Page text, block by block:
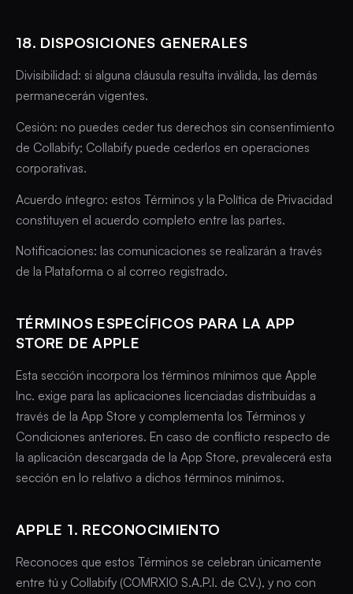
18. DISPOSICIONES GENERALES
Divisibilidad: si alguna cláusula resulta inválida, las demás
permanecerán vigentes.
Cesión: no puedes ceder tus derechos sin consentimiento
de Collabify; Collabify puede cederlos en operaciones
corporativas.
Acuerdo íntegro: estos Términos y la Política de Privacidad
constituyen el acuerdo completo entre las partes.
Notificaciones: las comunicaciones se realizarán a través
de la Plataforma o al correo registrado.
TÉRMINOS ESPECÍFICOS PARA LA APP
STORE DE APPLE
Esta sección incorpora los términos mínimos que Apple
Inc. exige para las aplicaciones licenciadas distribuidas a
través de la App Store y complementa los Términos y
Condiciones anteriores. En caso de conflicto respecto de
la aplicación descargada de la App Store, prevalecerá esta
sección en lo relativo a dichos términos mínimos.
APPLE 1. RECONOCIMIENTO
Reconoces que estos Términos se celebran únicamente
entre tú y Collabify (COMRXIO S.A.P.I. de C.V.), y no con